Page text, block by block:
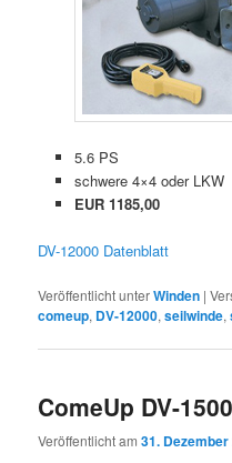
5.6 PS
schwere 4×4 oder LKW
EUR 1185,00
DV-12000 Datenblatt
Veröffentlicht unterWinden |
comeup, DV-12000,seilwinde,
ComeUp DV-
Veröffentlicht am31.